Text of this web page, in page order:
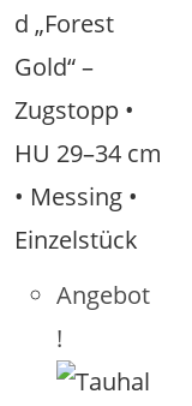
Angebot
!